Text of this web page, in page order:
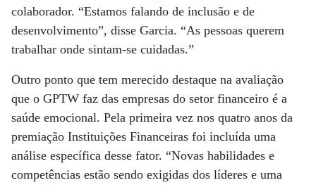
colaborador. “Estamos falando de inclusão e de
desenvolvimento”, disse Garcia. “As pessoas querem
trabalhar onde sintam-se cuidadas.”
Outro ponto que tem merecido destaque na avaliação
que o GPTW faz das empresas do setor financeiro é a
saúde emocional. Pela primeira vez nos quatro anos da
premiação Instituições Financeiras foi incluída uma
análise específica desse fator. “Novas habilidades e
competências estão sendo exigidas dos líderes e uma